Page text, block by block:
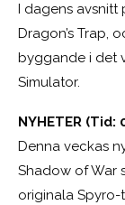
I dagens avsnitt
Dragon’s Trap,
byggande i det
Simulator.
NYHETER (Tid:
Denna veckas
Shadow of War
originala